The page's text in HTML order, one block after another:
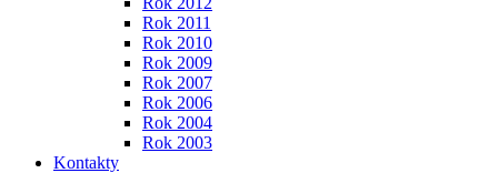
Rok 2011
Rok 2010
Rok 2009
Rok 2007
Rok 2006
Rok 2004
Rok 2003
Kontakty